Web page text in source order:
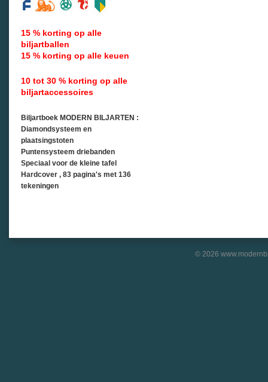
15 % korting op alle
biljartballen
15 % korting op alle keuen
10 tot 30 % korting op alle
biljartaccessoires
Biljartboek MODERN BILJARTEN :
Diamondsysteem en
plaatsingstoten
Puntensysteem driebanden
Speciaal voor de kleine tafel
Hardcover , 83 pagina's met 136
tekeningen
© 2026